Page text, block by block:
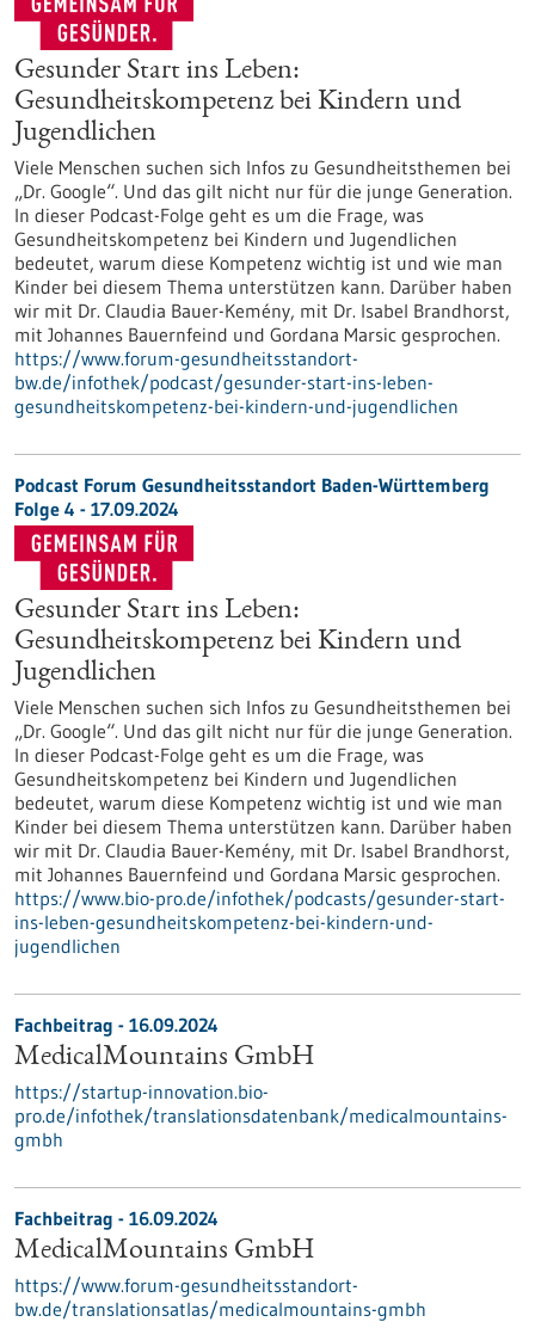
Gesunder Start ins Leben:
Gesundheitskompetenz bei Kindern und
Jugendlichen
Viele Menschen suchen sich Infos zu Gesundheitsthemen bei
„Dr. Google“. Und das gilt nicht nur für die junge Generation.
In dieser Podcast-Folge geht es um die Frage, was
Gesundheitskompetenz bei Kindern und Jugendlichen
bedeutet, warum diese Kompetenz wichtig ist und wie man
Kinder bei diesem Thema unterstützen kann. Darüber haben
wir mit Dr. Claudia Bauer-Kemény, mit Dr. Isabel Brandhorst,
mit Johannes Bauernfeind und Gordana Marsic gesprochen.
https://www.forum-gesundheitsstandort-
bw.de/infothek/podcast/gesunder-start-ins-leben-
gesundheitskompetenz-bei-kindern-und-jugendlichen
Podcast Forum Gesundheitsstandort Baden-Württemberg
Folge 4 - 17.09.2024
Gesunder Start ins Leben:
Gesundheitskompetenz bei Kindern und
Jugendlichen
Viele Menschen suchen sich Infos zu Gesundheitsthemen bei
„Dr. Google“. Und das gilt nicht nur für die junge Generation.
In dieser Podcast-Folge geht es um die Frage, was
Gesundheitskompetenz bei Kindern und Jugendlichen
bedeutet, warum diese Kompetenz wichtig ist und wie man
Kinder bei diesem Thema unterstützen kann. Darüber haben
wir mit Dr. Claudia Bauer-Kemény, mit Dr. Isabel Brandhorst,
mit Johannes Bauernfeind und Gordana Marsic gesprochen.
https://www.bio-pro.de/infothek/podcasts/gesunder-start-
ins-leben-gesundheitskompetenz-bei-kindern-und-
jugendlichen
Fachbeitrag - 16.09.2024
MedicalMountains GmbH
https://startup-innovation.bio-
pro.de/infothek/translationsdatenbank/medicalmountains-
gmbh
Fachbeitrag - 16.09.2024
MedicalMountains GmbH
https://www.forum-gesundheitsstandort-
bw.de/translationsatlas/medicalmountains-gmbh